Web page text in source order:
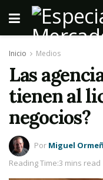
Inicio Medios
Las
tienen al
negocios?
Por Miguel
Reading Time:3 mins read